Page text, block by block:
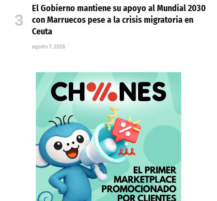
El Gobierno mantiene su apoyo al Mundial 2030
con Marruecos pese a la crisis migratoria en
Ceuta
agosto 7, 2026